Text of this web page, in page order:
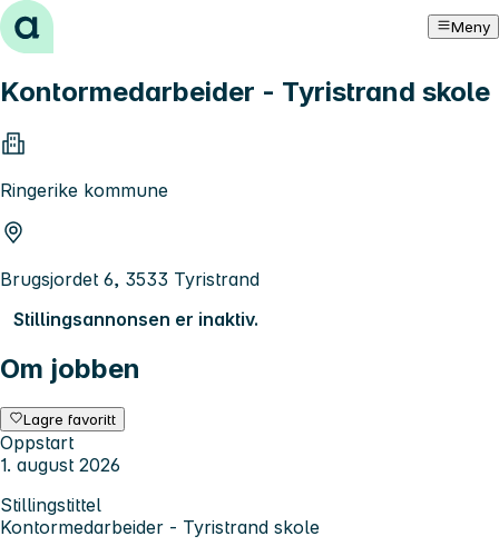
Hopp til innhold Meny
Kontormedarbeider - Tyristrand skole
Ringerike kommune
Brugsjordet 6, 3533 Tyristrand
Stillingsannonsen er inaktiv.
Om jobben
Lagre favoritt
Oppstart
1. august 2026
Stillingstittel
Kontormedarbeider - Tyristrand skole